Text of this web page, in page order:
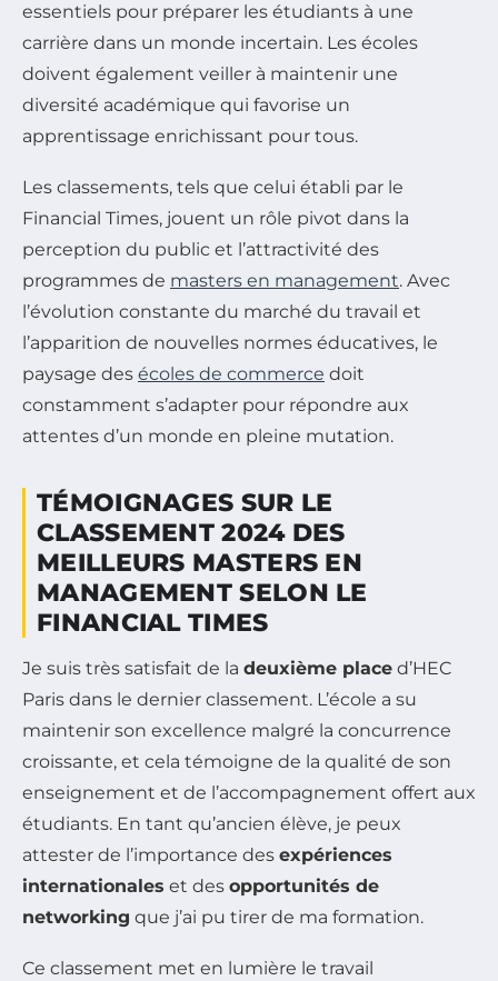
essentiels pour préparer les étudiants à une
carrière dans un monde incertain. Les écoles
doivent également veiller à maintenir une
diversité académique qui favorise un
apprentissage enrichissant pour tous.
Les classements, tels que celui établi par le
Financial Times, jouent un rôle pivot dans la
perception du public et l’attractivité des
programmes de masters en management. Avec
l’évolution constante du marché du travail et
l’apparition de nouvelles normes éducatives, le
paysage des écoles de commerce doit
constamment s’adapter pour répondre aux
attentes d’un monde en pleine mutation.
TÉMOIGNAGES SUR LE
CLASSEMENT 2024 DES
MEILLEURS MASTERS EN
MANAGEMENT SELON LE
FINANCIAL TIMES
Je suis très satisfait de la deuxième place d’HEC
Paris dans le dernier classement. L’école a su
maintenir son excellence malgré la concurrence
croissante, et cela témoigne de la qualité de son
enseignement et de l’accompagnement offert aux
étudiants. En tant qu’ancien élève, je peux
attester de l’importance des expériences
internationales et des opportunités de
networking que j’ai pu tirer de ma formation.
Ce classement met en lumière le travail